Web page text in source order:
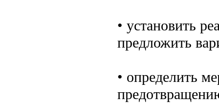
• установить
предложить
• определить